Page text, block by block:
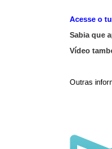
Acesse o
Sabia que
Vídeo
Outras